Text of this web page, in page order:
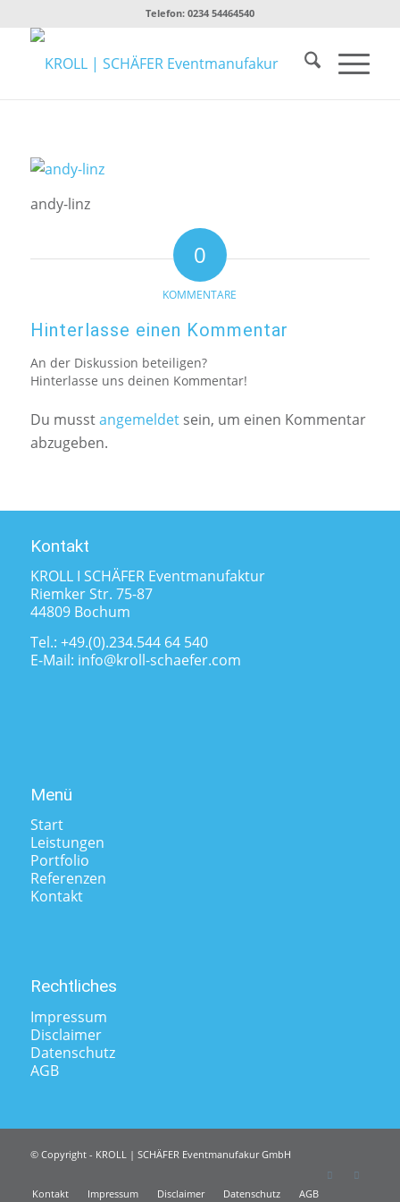
Telefon: 0234 54464540
andy-linz
0
KOMMENTARE
Hinterlasse einen Kommentar
An der Diskussion beteiligen?
Hinterlasse uns deinen Kommentar!
Du musstangemeldetsein, um einen Kommentar
abzugeben.
Kontakt
KROLL I SCHÄFER Eventmanufaktur
Riemker Str. 75-87
44809 Bochum
Tel.: +49.(0).234.544 64 540
E-Mail: info@kroll-schaefer.com
Menü
Start
Leistungen
Portfolio
Referenzen
Kontakt
Rechtliches
Impressum
Disclaimer
Datenschutz
AGB
© Copyright - KROLL | SCHÄFER Eventmanufakur GmbH
Kontakt Impressum Disclaimer Datenschutz AGB